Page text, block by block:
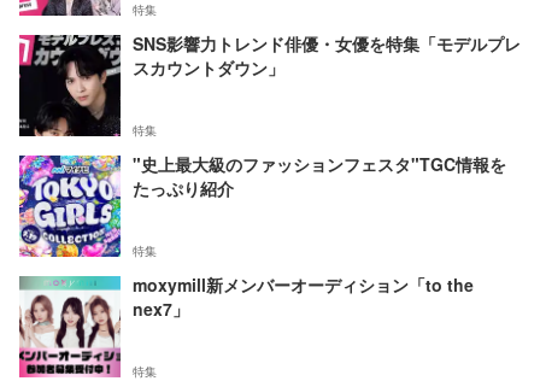
特集
SNS影響力トレンド俳優・女優を特集「モデルプレ
スカウントダウン」
特集
"史上最大級のファッションフェスタ"TGC情報を
たっぷり紹介
特集
moxymill新メンバーオーディション「to the
nex7」
特集